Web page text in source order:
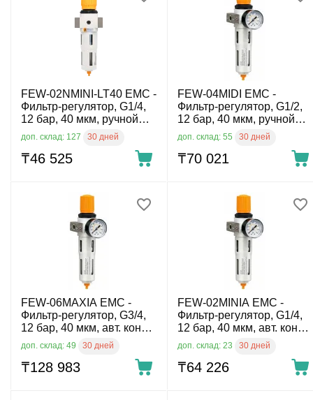
FEW-02NMINI-LT40 EMC -
Фильтр-регулятор, G1/4,
12 бар, 40 мкм, ручной
конд.-отвод, -40 °C
доп. склад: 127 30 дней
₸46 525
FEW-04MIDI EMC -
Фильтр-регулятор, G1/2,
12 бар, 40 мкм, ручной
конд.-отвод
доп. склад: 55 30 дней
₸70 021
FEW-06MAXIA EMC -
Фильтр-регулятор, G3/4,
12 бар, 40 мкм, авт. конд.-
доп. склад: 49 30 дней
₸128 983
FEW-02MINIA EMC -
Фильтр-регулятор, G1/4,
12 бар, 40 мкм, авт. конд.-
доп. склад: 23 30 дней
₸64 226